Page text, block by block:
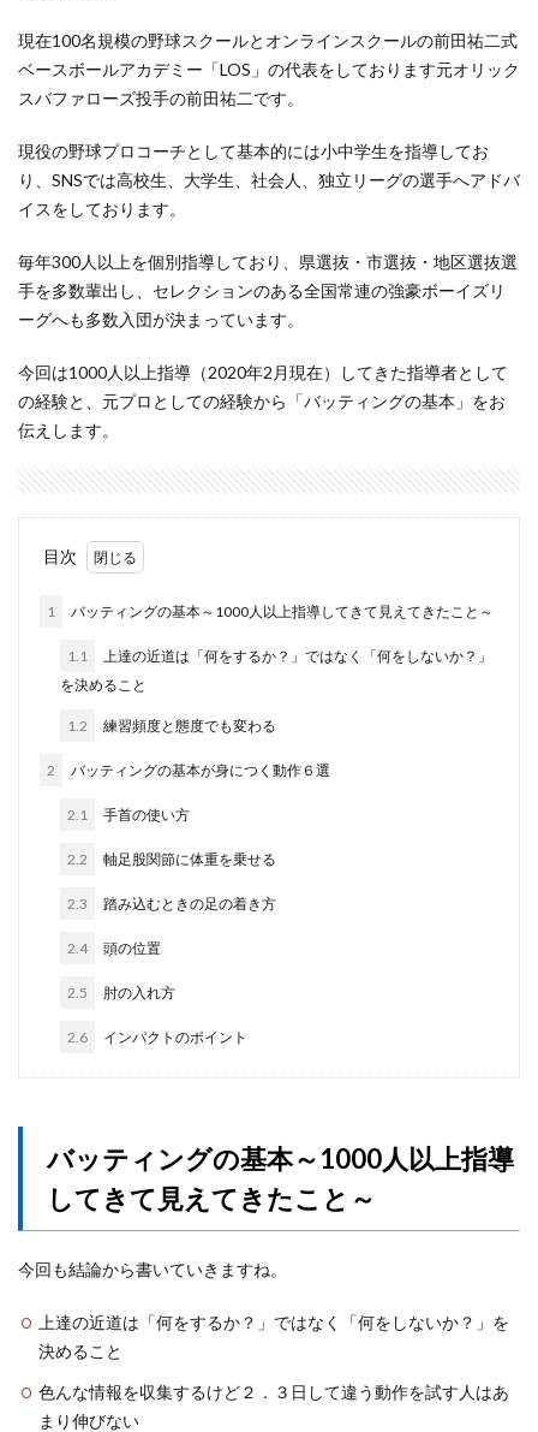
現在100名規模の野球スクールとオンラインスクールの前田祐二式
ベースボールアカデミー「LOS」の代表をしております元オリック
スバファローズ投手の前田祐二です。
現役の野球プロコーチとして基本的には小中学生を指導してお
り、SNSでは高校生、大学生、社会人、独立リーグの選手へアドバ
イスをしております。
毎年300人以上を個別指導しており、県選抜・市選抜・地区選抜選
手を多数輩出し、セレクションのある全国常連の強豪ボーイズリ
ーグへも多数入団が決まっています。
今回は1000人以上指導（2020年2月現在）してきた指導者として
の経験と、元プロとしての経験から「バッティングの基本」をお
伝えします。
目次
1 バッティングの基本～1000人以上指導してきて見えてきたこと～
1.1
上達の近道は「何をするか？」ではなく「何をしないか？」
を決めること
1.2 練習頻度と態度でも変わる
2 バッティングの基本が身につく動作６選
2.1 手首の使い方
2.2 軸足股関節に体重を乗せる
2.3 踏み込むときの足の着き方
2.4 頭の位置
2.5 肘の入れ方
2.6 インパクトのポイント
バッティングの基本～1000人以上指導
してきて見えてきたこと～
今回も結論から書いていきますね。
上達の近道は「何をするか？」ではなく「何をしないか？」を
決めること
色んな情報を収集するけど２．３日して違う動作を試す人はあ
まり伸びない